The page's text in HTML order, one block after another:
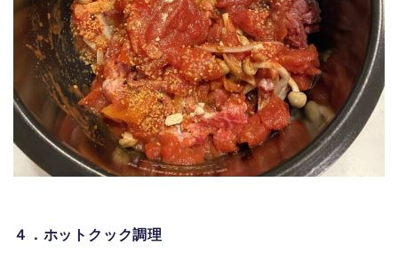
４．ホットクック調理